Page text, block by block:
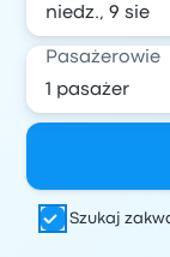
Pasażerowie
Szukaj